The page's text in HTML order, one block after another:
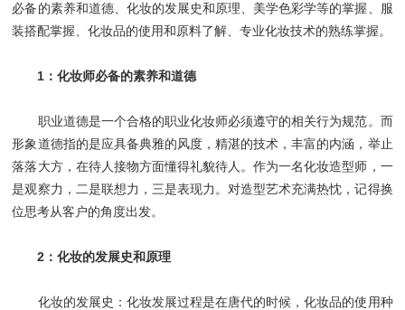
必备的素养和道德、化妆的发展史和原理、美学色彩学等的掌握、服
装搭配掌握、化妆品的使用和原料了解、专业化妆技术的熟练掌握。
1：化妆师必备的素养和道德
职业道德是一个合格的职业化妆师必须遵守的相关行为规范。而
形象道德指的是应具备典雅的风度，精湛的技术，丰富的内涵，举止
落落大方，在待人接物方面懂得礼貌待人。作为一名化妆造型师，一
是观察力，二是联想力，三是表现力。对造型艺术充满热忱，记得换
位思考从客户的角度出发。
2：化妆的发展史和原理
化妆的发展史：化妆发展过程是在唐代的时候，化妆品的使用种